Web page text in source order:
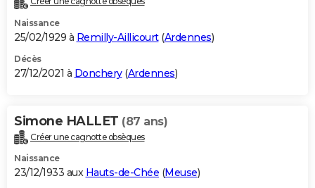
Naissance
25/02/1929 à Remilly-Aillicourt(Ardennes)
Décès
27/12/2021 à Donchery(Ardennes)
Simone HALLET (87 ans)
Créer une cagnotte obsèques
Naissance
23/12/1933 aux Hauts-de-Chée (Meuse)